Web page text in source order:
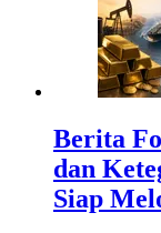
Berita
dan
Siap